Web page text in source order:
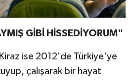
GİBİ HİSSEDİYORUM"
ise 2012'de Türkiye'ye
çalışarak bir hayat